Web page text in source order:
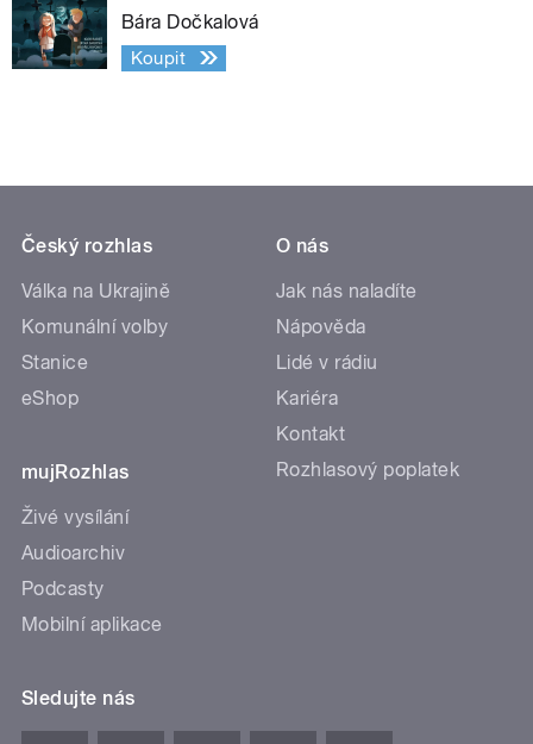
Bára Dočkalová
Koupit
Český rozhlas
Válka na Ukrajině
Komunální volby
Stanice
eShop
mujRozhlas
Živé vysílání
Audioarchiv
Podcasty
Mobilní aplikace
O nás
Jak nás naladíte
Nápověda
Lidé v rádiu
Kariéra
Kontakt
Rozhlasový poplatek
Sledujte nás